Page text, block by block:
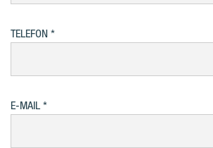
TELEFON
E-MAIL